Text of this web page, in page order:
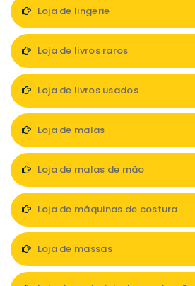
Loja de lingerie
Loja de livros raros
Loja de livros usados
Loja de malas
Loja de malas de mão
Loja de máquinas de costura
Loja de massas